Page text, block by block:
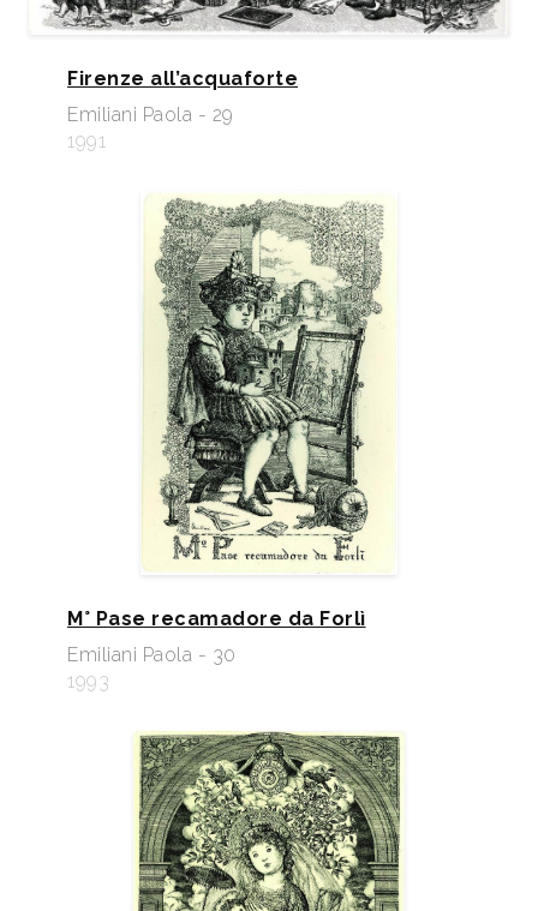
Firenze all’acquaforte
Emiliani Paola - 29
1991
M° Pase recamadore da Forlì
Emiliani Paola - 30
1993